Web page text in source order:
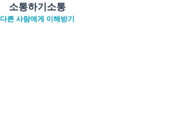
소통하기소통
다른 사람에게 이해받기